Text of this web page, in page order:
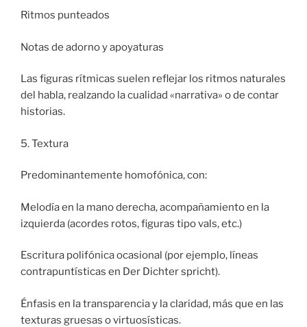
Ritmos punteados
Notas de adorno y apoyaturas
Las figuras rítmicas suelen reflejar los ritmos naturales
del habla, realzando la cualidad «narrativa» o de contar
historias.
5. Textura
Predominantemente homofónica, con:
Melodía en la mano derecha, acompañamiento en la
izquierda (acordes rotos, figuras tipo vals, etc.)
Escritura polifónica ocasional (por ejemplo, líneas
contrapuntísticas en Der Dichter spricht).
Énfasis en la transparencia y la claridad, más que en las
texturas gruesas o virtuosísticas.